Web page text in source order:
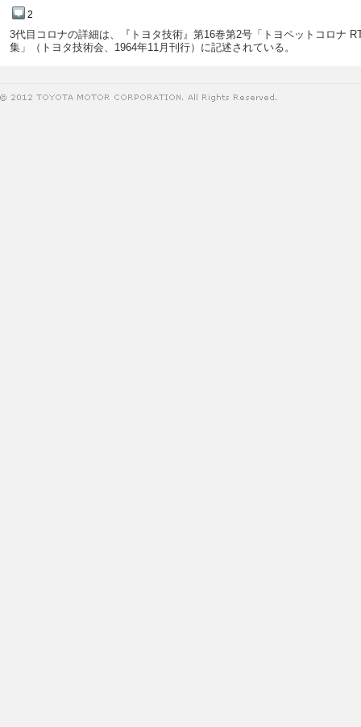
2
3代目コロナの詳細は、『トヨタ技術』第16巻第2号「トヨペットコロナ
集」（トヨタ技術会、1964年11月刊行）に記述されている。